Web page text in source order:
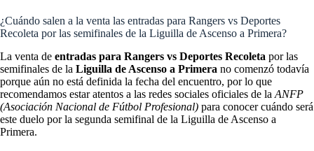
¿Cuándo salen a la venta las entradas para Rangers vs Deportes
Recoleta por las semifinales de la Liguilla de Ascenso a Primera?
La venta de entradas para Rangers vs Deportes Recoleta por las
semifinales de la Liguilla de Ascenso a Primera no comenzó todavía
porque aún no está definida la fecha del encuentro, por lo que
recomendamos estar atentos a las redes sociales oficiales de la ANFP
(Asociación Nacional de Fútbol Profesional) para conocer cuándo será
este duelo por la segunda semifinal de la Liguilla de Ascenso a
Primera.